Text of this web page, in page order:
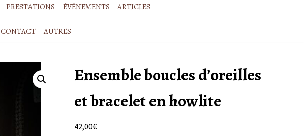
PRESTATIONS ÉVÉNEMENTS ARTICLES
CONTACT AUTRES
Ensemble boucles d’oreilles
et bracelet en howlite
42,00€